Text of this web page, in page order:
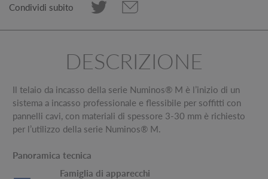
Condividi subito
DESCRIZIONE
Il telaio da incasso della serie Numinos® M è l’inizio di un
sistema a incasso professionale e flessibile per soffitti con
pannelli cavi, con materiali di spessore 3-30 mm è richiesto
per l’utilizzo della serie Numinos® M.
Panoramica tecnica
Famiglia di apparecchi